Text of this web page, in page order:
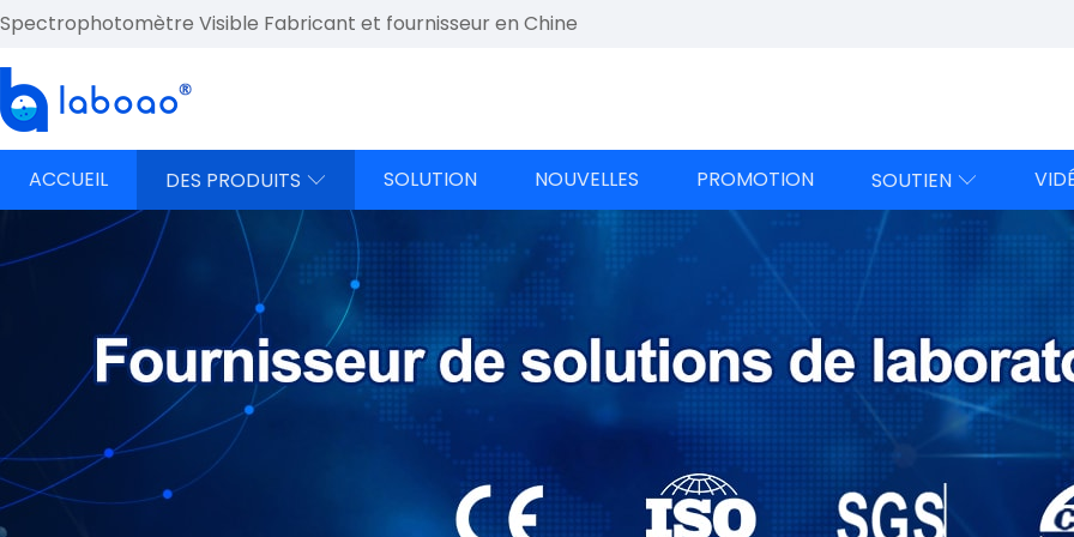
Spectrophotomètre Visible Fabricant et fournisseur en Chine
ACCUEIL DES PRODUITS  SOLUTION NOUVELLES PROMOTION SOUTIEN 